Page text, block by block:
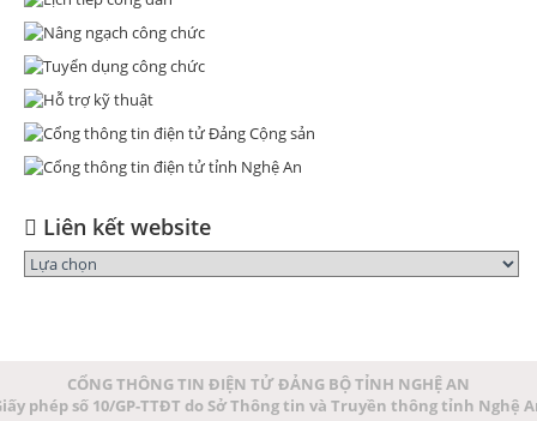
Liên kết website
CỔNG THÔNG TIN ĐIỆN TỬ ĐẢNG BỘ TỈNH NGHỆ AN
phép số 10/GP-TTĐT do Sở Thông tin và Truyền thông tỉnh Nghệ